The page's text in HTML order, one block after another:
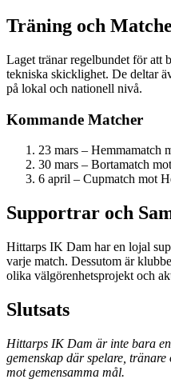
Träning och
Laget tränar regelbundet för att
tekniska skicklighet. De deltar
på lokal och nationell nivå.
Kommande Matcher
23 mars – Hemmamatch
30 mars – Bortamatch
6 april – Cupmatch mot
Supportrar och
Hittarps IK Dam har en lojal
varje match. Dessutom är
olika välgörenhetsprojekt och
Slutsats
Hittarps IK Dam är inte bara
gemenskap där spelare,
mot gemensamma mål.